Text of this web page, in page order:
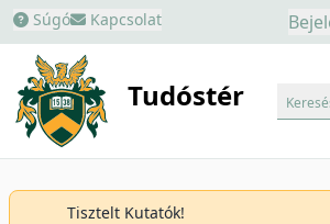
Súgó Kapcsolat
Tudóstér
Tisztelt Kutatók!